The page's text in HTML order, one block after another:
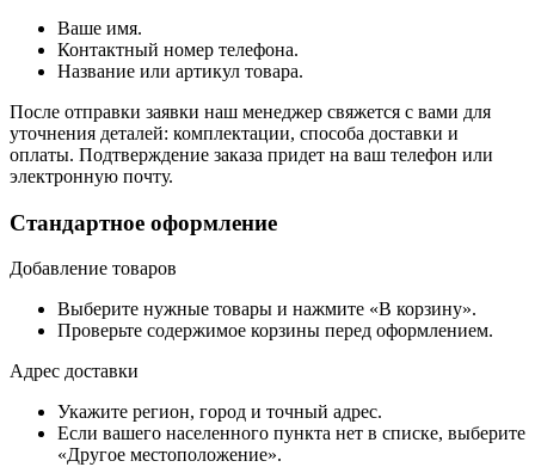
Ваше имя.
Контактный номер телефона.
Название или артикул товара.
После отправки заявки наш менеджер свяжется с вами для
уточнения деталей: комплектации, способа доставки и
оплаты. Подтверждение заказа придет на ваш телефон или
электронную почту.
Стандартное оформление
Добавление товаров
Выберите нужные товары и нажмите «В корзину».
Проверьте содержимое корзины перед оформлением.
Адрес доставки
Укажите регион, город и точный адрес.
Если вашего населенного пункта нет в списке, выберите
«Другое местоположение».